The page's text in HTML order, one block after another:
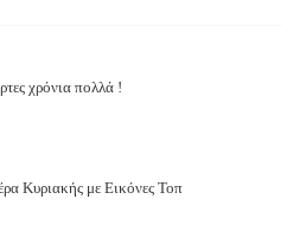
χρόνια πολλά !
Κυριακής με Εικόνες Τοπ